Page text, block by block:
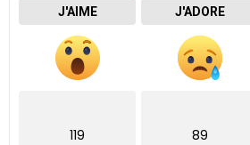
J'AIME J'ADORE
119 89